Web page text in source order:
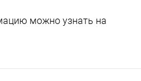
можно узнать на